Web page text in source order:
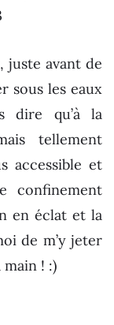
juste avant de
sous les eaux
dire qu’à la
tellement
accessible et
confinement
en éclat et la
de m’y jeter
! :)